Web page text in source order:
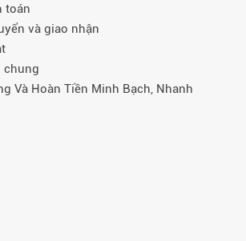
toán
và giao nhận
chung
Và Hoàn Tiền Minh Bạch, Nhanh